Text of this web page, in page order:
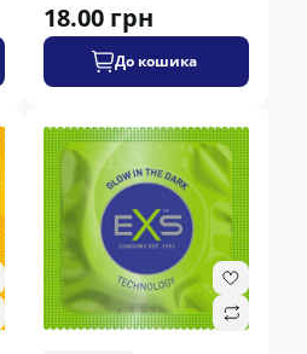
18.00 грн
До кошика